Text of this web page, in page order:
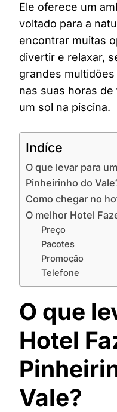
Ele oferece um
voltado para a
encontrar muitas
divertir e relaxar,
grandes
nas suas horas
um sol na piscina.
Indíce
O que levar para
Pinheirinho do
Como chegar no
O melhor Hotel
Preço
Pacotes
Promoção
Telefone
O que
Hotel
Vale?